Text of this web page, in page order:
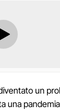
un
una